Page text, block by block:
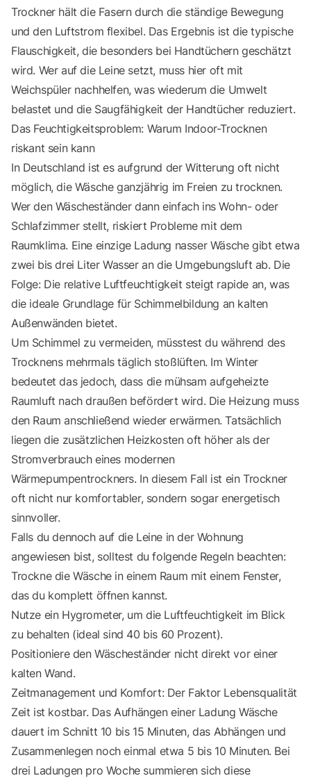
Trockner hält die Fasern durch die ständige Bewegung
und den Luftstrom flexibel. Das Ergebnis ist die typische
Flauschigkeit, die besonders bei Handtüchern geschätzt
wird. Wer auf die Leine setzt, muss hier oft mit
Weichspüler nachhelfen, was wiederum die Umwelt
belastet und die Saugfähigkeit der Handtücher reduziert.
Das Feuchtigkeitsproblem: Warum Indoor-Trocknen
riskant sein kann
In Deutschland ist es aufgrund der Witterung oft nicht
möglich, die Wäsche ganzjährig im Freien zu trocknen.
Wer den Wäscheständer dann einfach ins Wohn- oder
Schlafzimmer stellt, riskiert Probleme mit dem
Raumklima. Eine einzige Ladung nasser Wäsche gibt etwa
zwei bis drei Liter Wasser an die Umgebungsluft ab. Die
Folge: Die relative Luftfeuchtigkeit steigt rapide an, was
die ideale Grundlage für Schimmelbildung an kalten
Außenwänden bietet.
Um Schimmel zu vermeiden, müsstest du während des
Trocknens mehrmals täglich stoßlüften. Im Winter
bedeutet das jedoch, dass die mühsam aufgeheizte
Raumluft nach draußen befördert wird. Die Heizung muss
den Raum anschließend wieder erwärmen. Tatsächlich
liegen die zusätzlichen Heizkosten oft höher als der
Stromverbrauch eines modernen
Wärmepumpentrockners. In diesem Fall ist ein Trockner
oft nicht nur komfortabler, sondern sogar energetisch
sinnvoller.
Falls du dennoch auf die Leine in der Wohnung
angewiesen bist, solltest du folgende Regeln beachten:
Trockne die Wäsche in einem Raum mit einem Fenster,
das du komplett öffnen kannst.
Nutze ein Hygrometer, um die Luftfeuchtigkeit im Blick
zu behalten (ideal sind 40 bis 60 Prozent).
Positioniere den Wäscheständer nicht direkt vor einer
kalten Wand.
Zeitmanagement und Komfort: Der Faktor Lebensqualität
Zeit ist kostbar. Das Aufhängen einer Ladung Wäsche
dauert im Schnitt 10 bis 15 Minuten, das Abhängen und
Zusammenlegen noch einmal etwa 5 bis 10 Minuten. Bei
drei Ladungen pro Woche summieren sich diese